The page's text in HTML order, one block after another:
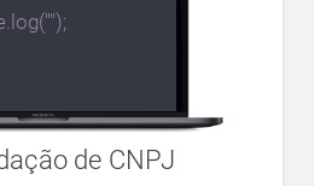
");
de CNPJ